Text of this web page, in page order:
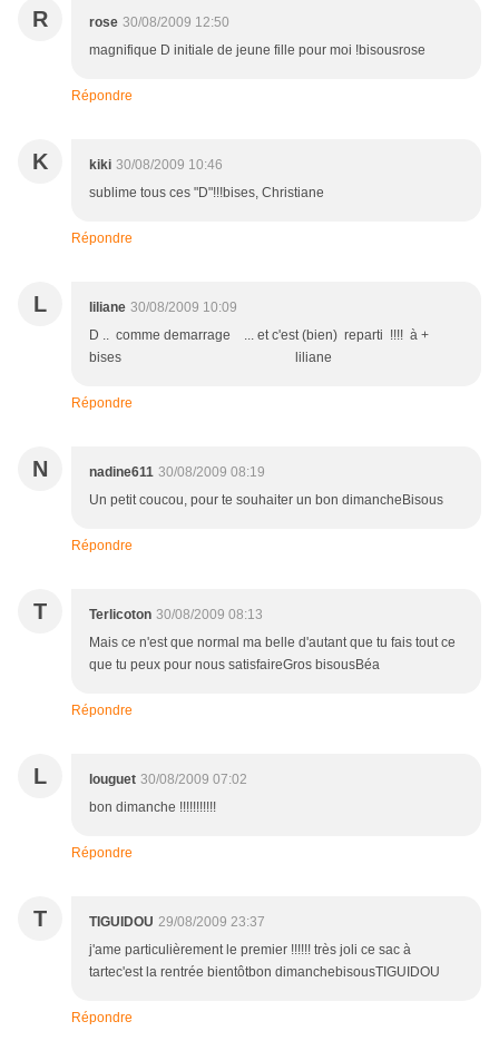
R rose 30/08/2009 12:50
magnifique D initiale de jeune fille pour moi !bisousrose
Répondre
K kiki 30/08/2009 10:46
sublime tous ces "D"!!!bises, Christiane
Répondre
L liliane 30/08/2009 10:09
D .. comme demarrage ... et c'est (bien) reparti !!!! à +
bises liliane
Répondre
N nadine611 30/08/2009 08:19
Un petit coucou, pour te souhaiter un bon dimancheBisous
Répondre
T Terlicoton 30/08/2009 08:13
Mais ce n'est que normal ma belle d'autant que tu fais tout ce
que tu peux pour nous satisfaireGros bisousBéa
Répondre
L louguet 30/08/2009 07:02
bon dimanche !!!!!!!!!!!
Répondre
T TIGUIDOU 29/08/2009 23:37
j'ame particulièrement le premier !!!!!! très joli ce sac à
tartec'est la rentrée bientôtbon dimanchebisousTIGUIDOU
Répondre